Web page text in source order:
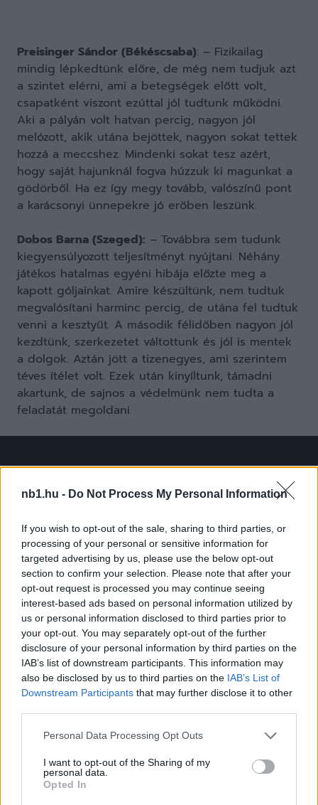
nb1.hu - Do Not Process My Personal Information
If you wish to opt-out of the sale, sharing to third parties, or
processing of your personal or sensitive information for
targeted advertising by us, please use the below opt-out
section to confirm your selection. Please note that after your
opt-out request is processed you may continue seeing
interest-based ads based on personal information utilized by
us or personal information disclosed to third parties prior to
your opt-out. You may separately opt-out of the further
disclosure of your personal information by third parties on the
IAB’s list of downstream participants. This information may
also be disclosed by us to third parties on the IAB’s List of
Downstream Participants that may further disclose it to other
Please note that this website/app uses one or more Google
not limited to your visit or usage behaviour. You may click to
grant or deny consent to Google and its third-party tags to
use your data for below specified purposes in below Google
Personal Data Processing Opt Outs
I want to opt-out of the Sharing of my
personal data.
Opted In
Preisinger Sándor (Békéscsaba): – Fizikailag
mindig lépkedtünk előre, de még nem tudjuk azt
a szintet elérni, ami a betegségek előtt volt,
csapatként viszont ezúttal jól tudtunk működni.
Aki a pályán volt hatvan percig, nagyon jól
melózott, akik utána bejöttek, nagyon sokat tettek
hozzá a meccshez. Mindenki sokat tesz azért,
hogy saját hajunknál fogva húzzuk ki magunkat a
gödörből. Ha ez így megy tovább, valószínű pont
a karácsonyi ünnepekre jó erőben leszünk.
Dobos Barna (Szeged): – Továbbra sem tudunk
kiegyensúlyozott teljesítményt nyújtani. Néhány
játékos hatalmas egyéni hibája előzte meg a
kapott góljainkat. Amire készültünk, nem tudtuk
megvalósítani harminc percig, de utána fel tudtuk
venni a kesztyűt. A második félidőben nagyon jól
kezdtünk, szerkezetet váltottunk és jól is mentek
a dolgok. Aztán jött a tizenegyes, ami szerintem
téves ítélet volt. Ezek után kinyíltunk, támadni
akartunk, de sajnos a védelmünk nem tudta a
feladatát megoldani.
Loaded :
0%
Remaining
-0:14
in-
Picture
Szöveg forrása: 1912elore.hu
Megosztás: